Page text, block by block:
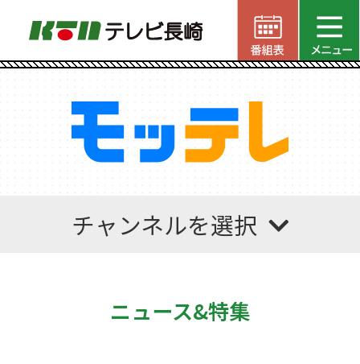
チャンネルを選択
ニュース&特集